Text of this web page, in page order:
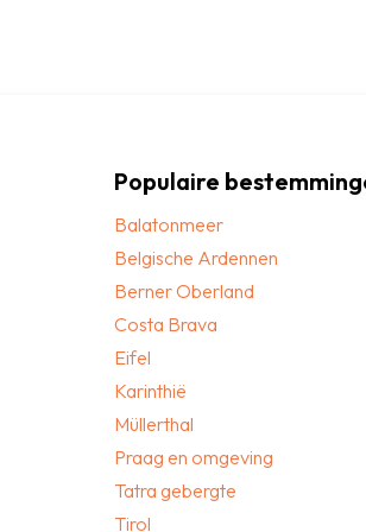
Populaire
Balatonmeer
Belgische Ardennen
Berner Oberland
Costa Brava
Eifel
Karinthië
Müllerthal
Praag en omgeving
Tatra gebergte
Tirol